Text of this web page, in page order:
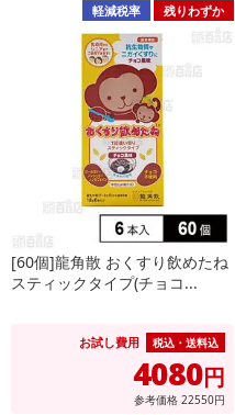
軽減税率 残りわずか
[60個]龍角散 おくすり飲めたね
スティックタイプ(チョコ...
お試し費用 税込・送料込
4080円
参考価格 22550円